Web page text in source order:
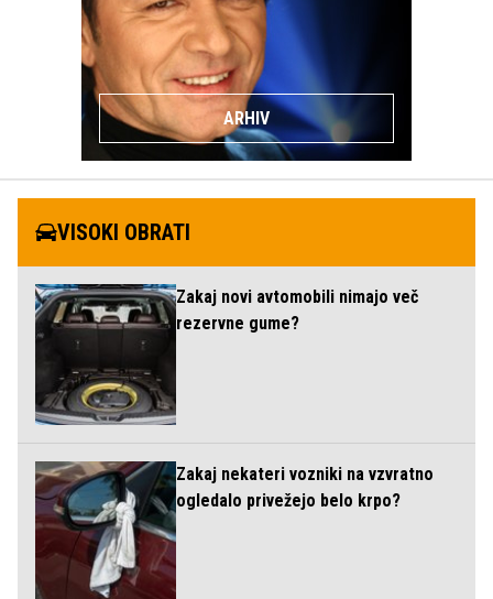
ARHIV
VISOKI OBRATI
Zakaj novi avtomobili nimajo več
rezervne gume?
Zakaj nekateri vozniki na vzvratno
ogledalo privežejo belo krpo?